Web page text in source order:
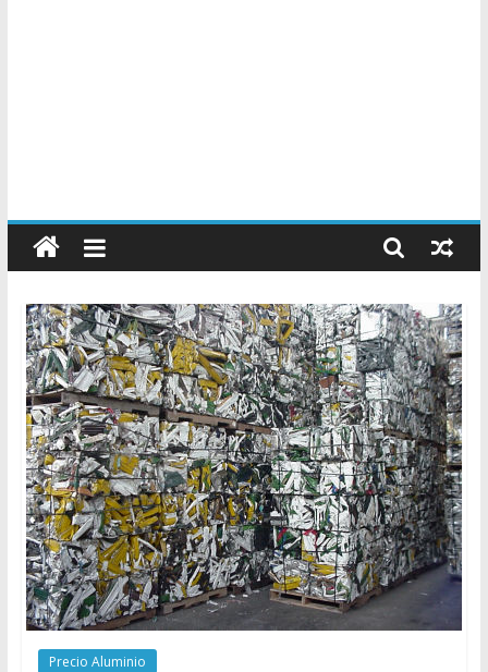
Chatarreros
–
Precio
de
Chatarra
Directorio
de
Chatarreros
para
vender
Chatarra
Precio Aluminio